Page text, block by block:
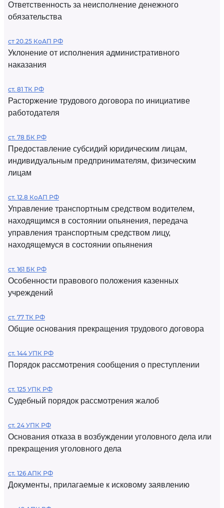
Ответственность за неисполнение денежного
обязательства
ст 20.25 КоАП РФ
Уклонение от исполнения административного
наказания
ст. 81 ТК РФ
Расторжение трудового договора по инициативе
работодателя
ст. 78 БК РФ
Предоставление субсидий юридическим лицам,
индивидуальным предпринимателям, физическим
лицам
ст. 12.8 КоАП РФ
Управление транспортным средством водителем,
находящимся в состоянии опьянения, передача
управления транспортным средством лицу,
находящемуся в состоянии опьянения
ст. 161 БК РФ
Особенности правового положения казенных
учреждений
ст. 77 ТК РФ
Общие основания прекращения трудового договора
ст. 144 УПК РФ
Порядок рассмотрения сообщения о преступлении
ст. 125 УПК РФ
Судебный порядок рассмотрения жалоб
ст. 24 УПК РФ
Основания отказа в возбуждении уголовного дела или
прекращения уголовного дела
ст. 126 АПК РФ
Документы, прилагаемые к исковому заявлению